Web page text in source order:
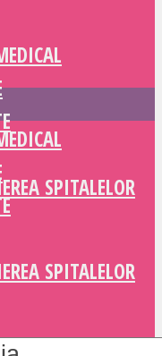
SPITALELOR
SPITALELOR